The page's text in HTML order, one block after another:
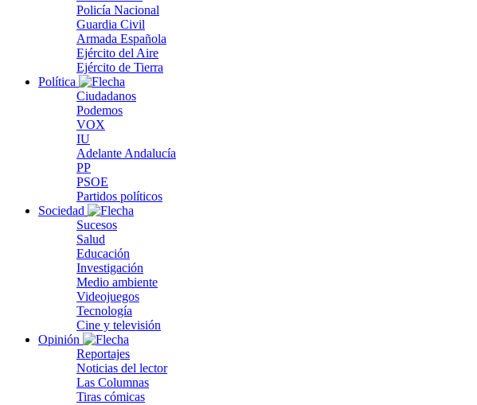
Policía Nacional
Guardia Civil
Armada Española
Ejército del Aire
Ejército de Tierra
Política
Ciudadanos
Podemos
VOX
IU
Adelante Andalucía
PP
PSOE
Partidos políticos
Sociedad
Sucesos
Salud
Educación
Investigación
Medio ambiente
Videojuegos
Tecnología
Cine y televisión
Opinión
Reportajes
Noticias del lector
Las Columnas
Tiras cómicas